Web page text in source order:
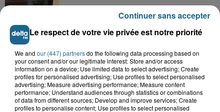
A GAGNER
Le respect de votre vie privée est notre priorité
We and our (447) partnersdo the following data processing based on
your consent and/or our legitimate interest: Store and/or access
information on a device; Use limited data to select advertising; Create
profiles for personalised advertising; Use profiles to select personalised
advertising; Measure advertising performance; Measure content
performance; Understand audiences through statistics or combinations
of data from different sources; Develop and improve services; Create
profiles to personalise content; Use profiles to select personalised
Continuer sans accepter